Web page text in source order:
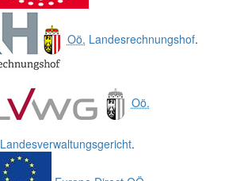
Oö. Landesrechnungshof.
Oö.
Landesverwaltungsgericht.